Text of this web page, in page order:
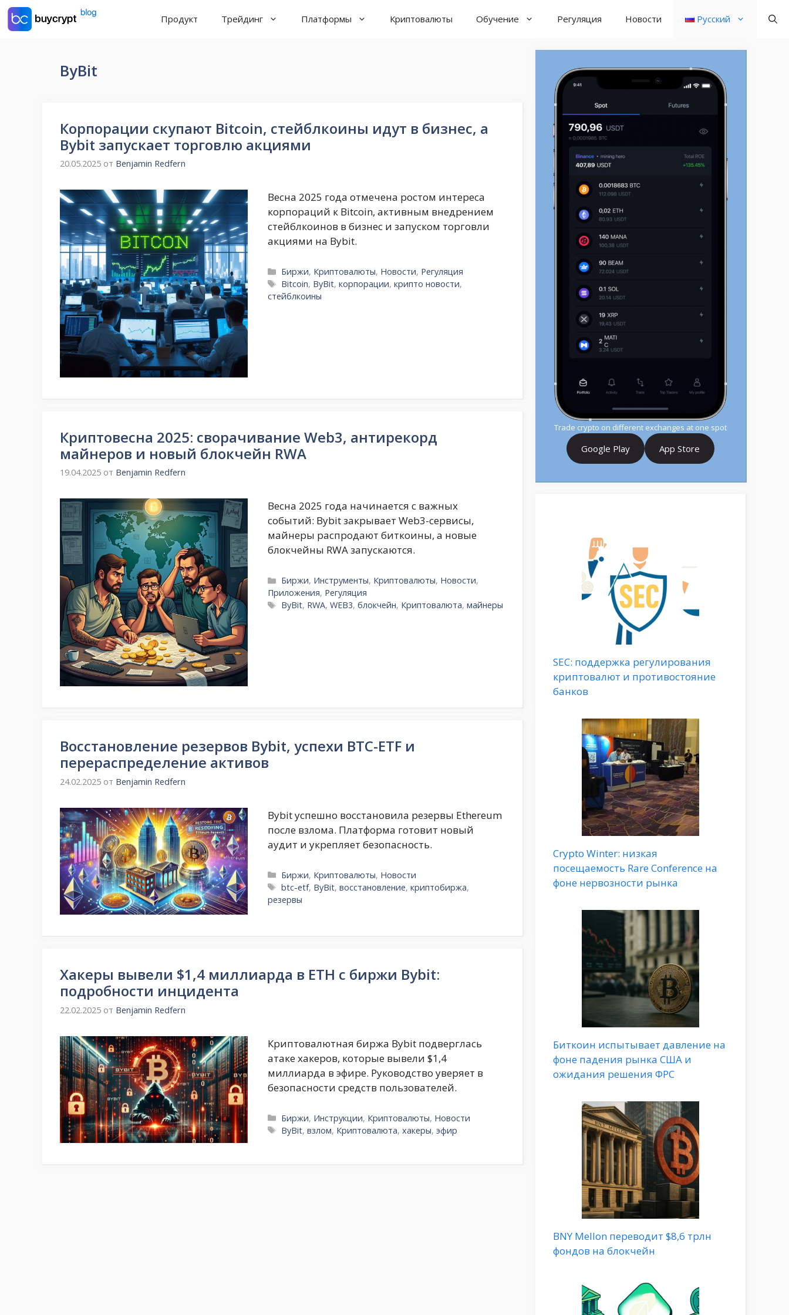
Перейти
Продукт Трейдинг Платформы Криптовалюты Обучение Регуляция Новости Русский
ByBit
Корпорации скупают Bitcoin, стейблкоины идут в бизнес, а
Bybit запускает торговлю акциями
20.05.2025 от Benjamin Redfern
Весна 2025 года отмечена ростом интереса
корпораций к Bitcoin, активным внедрением
стейблкоинов в бизнес и запуском торговли
акциями на Bybit.
Рубрики
Биржи, Криптовалюты, Новости, Регуляция
Метки
Bitcoin, ByBit,корпорации,крипто новости,
стейблкоины
Криптовесна 2025: сворачивание Web3, антирекорд
майнеров и новый блокчейн RWA
19.04.2025 от Benjamin Redfern
Весна 2025 года начинается с важных
событий: Bybit закрывает Web3-сервисы,
майнеры распродают биткоины, а новые
блокчейны RWA запускаются.
Рубрики
Биржи, Инструменты, Криптовалюты, Новости,
Приложения, Регуляция
Метки
ByBit, RWA,WEB3,блокчейн, Криптовалюта,майнеры
Восстановление резервов Bybit, успехи BTC-ETF и
перераспределение активов
24.02.2025 от Benjamin Redfern
Bybit успешно восстановила резервы Ethereum
после взлома. Платформа готовит новый
аудит и укрепляет безопасность.
Рубрики
Биржи, Криптовалюты, Новости
Метки
btc-etf, ByBit,восстановление,криптобиржа,
резервы
Хакеры вывели $1,4 миллиарда в ETH с биржи Bybit:
подробности инцидента
22.02.2025 от Benjamin Redfern
Криптовалютная биржа Bybit подверглась
атаке хакеров, которые вывели $1,4
миллиарда в эфире. Руководство уверяет в
безопасности средств пользователей.
Рубрики
Биржи, Инструкции, Криптовалюты, Новости
Метки
ByBit,взлом, Криптовалюта,хакеры,эфир
Trade crypto on different exchanges at one spot
Google Play App Store
SEC: поддержка регулирования
криптовалют и противостояние
банков
Crypto Winter: низкая
посещаемость Rare Conference на
фоне нервозности рынка
Биткоин испытывает давление на
фоне падения рынка США и
ожидания решения ФРС
BNY Mellon переводит $8,6 трлн
фондов на блокчейн